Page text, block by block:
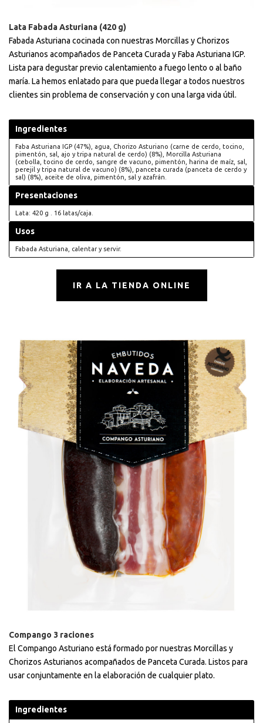
Lata Fabada Asturiana (420 g)
Fabada Asturiana cocinada con nuestras Morcillas y Chorizos
Asturianos acompañados de Panceta Curada y Faba Asturiana IGP.
Lista para degustar previo calentamiento a fuego lento o al baño
maría. La hemos enlatado para que pueda llegar a todos nuestros
clientes sin problema de conservación y con una larga vida útil.
Ingredientes
Faba Asturiana IGP (47%), agua, Chorizo Asturiano (carne de cerdo, tocino,
pimentón, sal, ajo y tripa natural de cerdo) (8%), Morcilla Asturiana
(cebolla, tocino de cerdo, sangre de vacuno, pimentón, harina de maíz, sal,
perejil y tripa natural de vacuno) (8%), panceta curada (panceta de cerdo y
sal) (8%), aceite de oliva, pimentón, sal y azafrán.
Presentaciones
Lata: 420 g . 16 latas/caja.
Usos
Fabada Asturiana, calentar y servir.
IR A LA TIENDA ONLINE
Compango 3 raciones
El Compango Asturiano está formado por nuestras Morcillas y
Chorizos Asturianos acompañados de Panceta Curada. Listos para
usar conjuntamente en la elaboración de cualquier plato.
Ingredientes